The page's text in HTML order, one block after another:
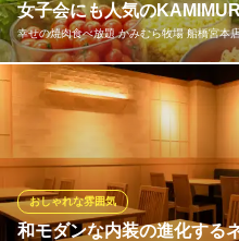
イタリアンバル ワインと泡
イタリアン／ワイン
ＪＲ総武線船橋駅 徒歩3分
千葉県船橋市本町4-41-29
女子会にも人気の
幸せの焼肉食べ放題 かみむら牧場 船橋宮本
新鮮な野菜やデザート、アイス
お楽しみいただける【
組み合わせは無限大！焼肉と一
ばオリジナルメニューの完成。
ひ！※KAMIMURA BARは全て
きます。
和モダンな内装の進化する
おしゃれな雰囲気